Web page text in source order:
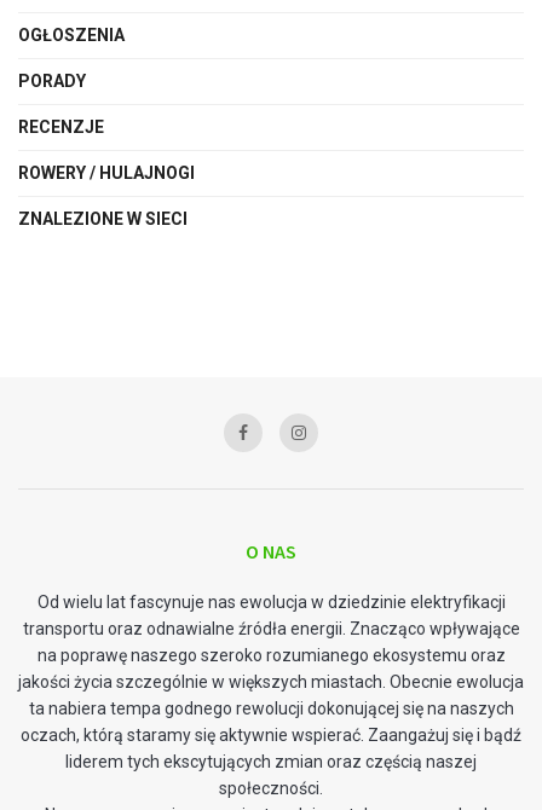
OGŁOSZENIA
PORADY
RECENZJE
ROWERY / HULAJNOGI
ZNALEZIONE W SIECI
O NAS
Od wielu lat fascynuje nas ewolucja w dziedzinie elektryfikacji
transportu oraz odnawialne źródła energii. Znacząco wpływające
na poprawę naszego szeroko rozumianego ekosystemu oraz
jakości życia szczególnie w większych miastach. Obecnie ewolucja
ta nabiera tempa godnego rewolucji dokonującej się na naszych
oczach, którą staramy się aktywnie wspierać. Zaangażuj się i bądź
liderem tych ekscytujących zmian oraz częścią naszej
społeczności.